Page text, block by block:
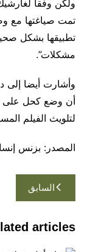
ولكن وفقا
تمت صياغتها مع
تطبيقها بشكل
مشكلات”.
وأشارت أيضا إلى
أن وضع كحل على
لتلويث الفيلم
المصدر: بزنس
تصفّح
المقالات
السابق
articles